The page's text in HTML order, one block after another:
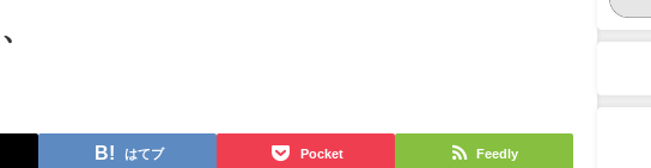
はてブ Pocket Feedly